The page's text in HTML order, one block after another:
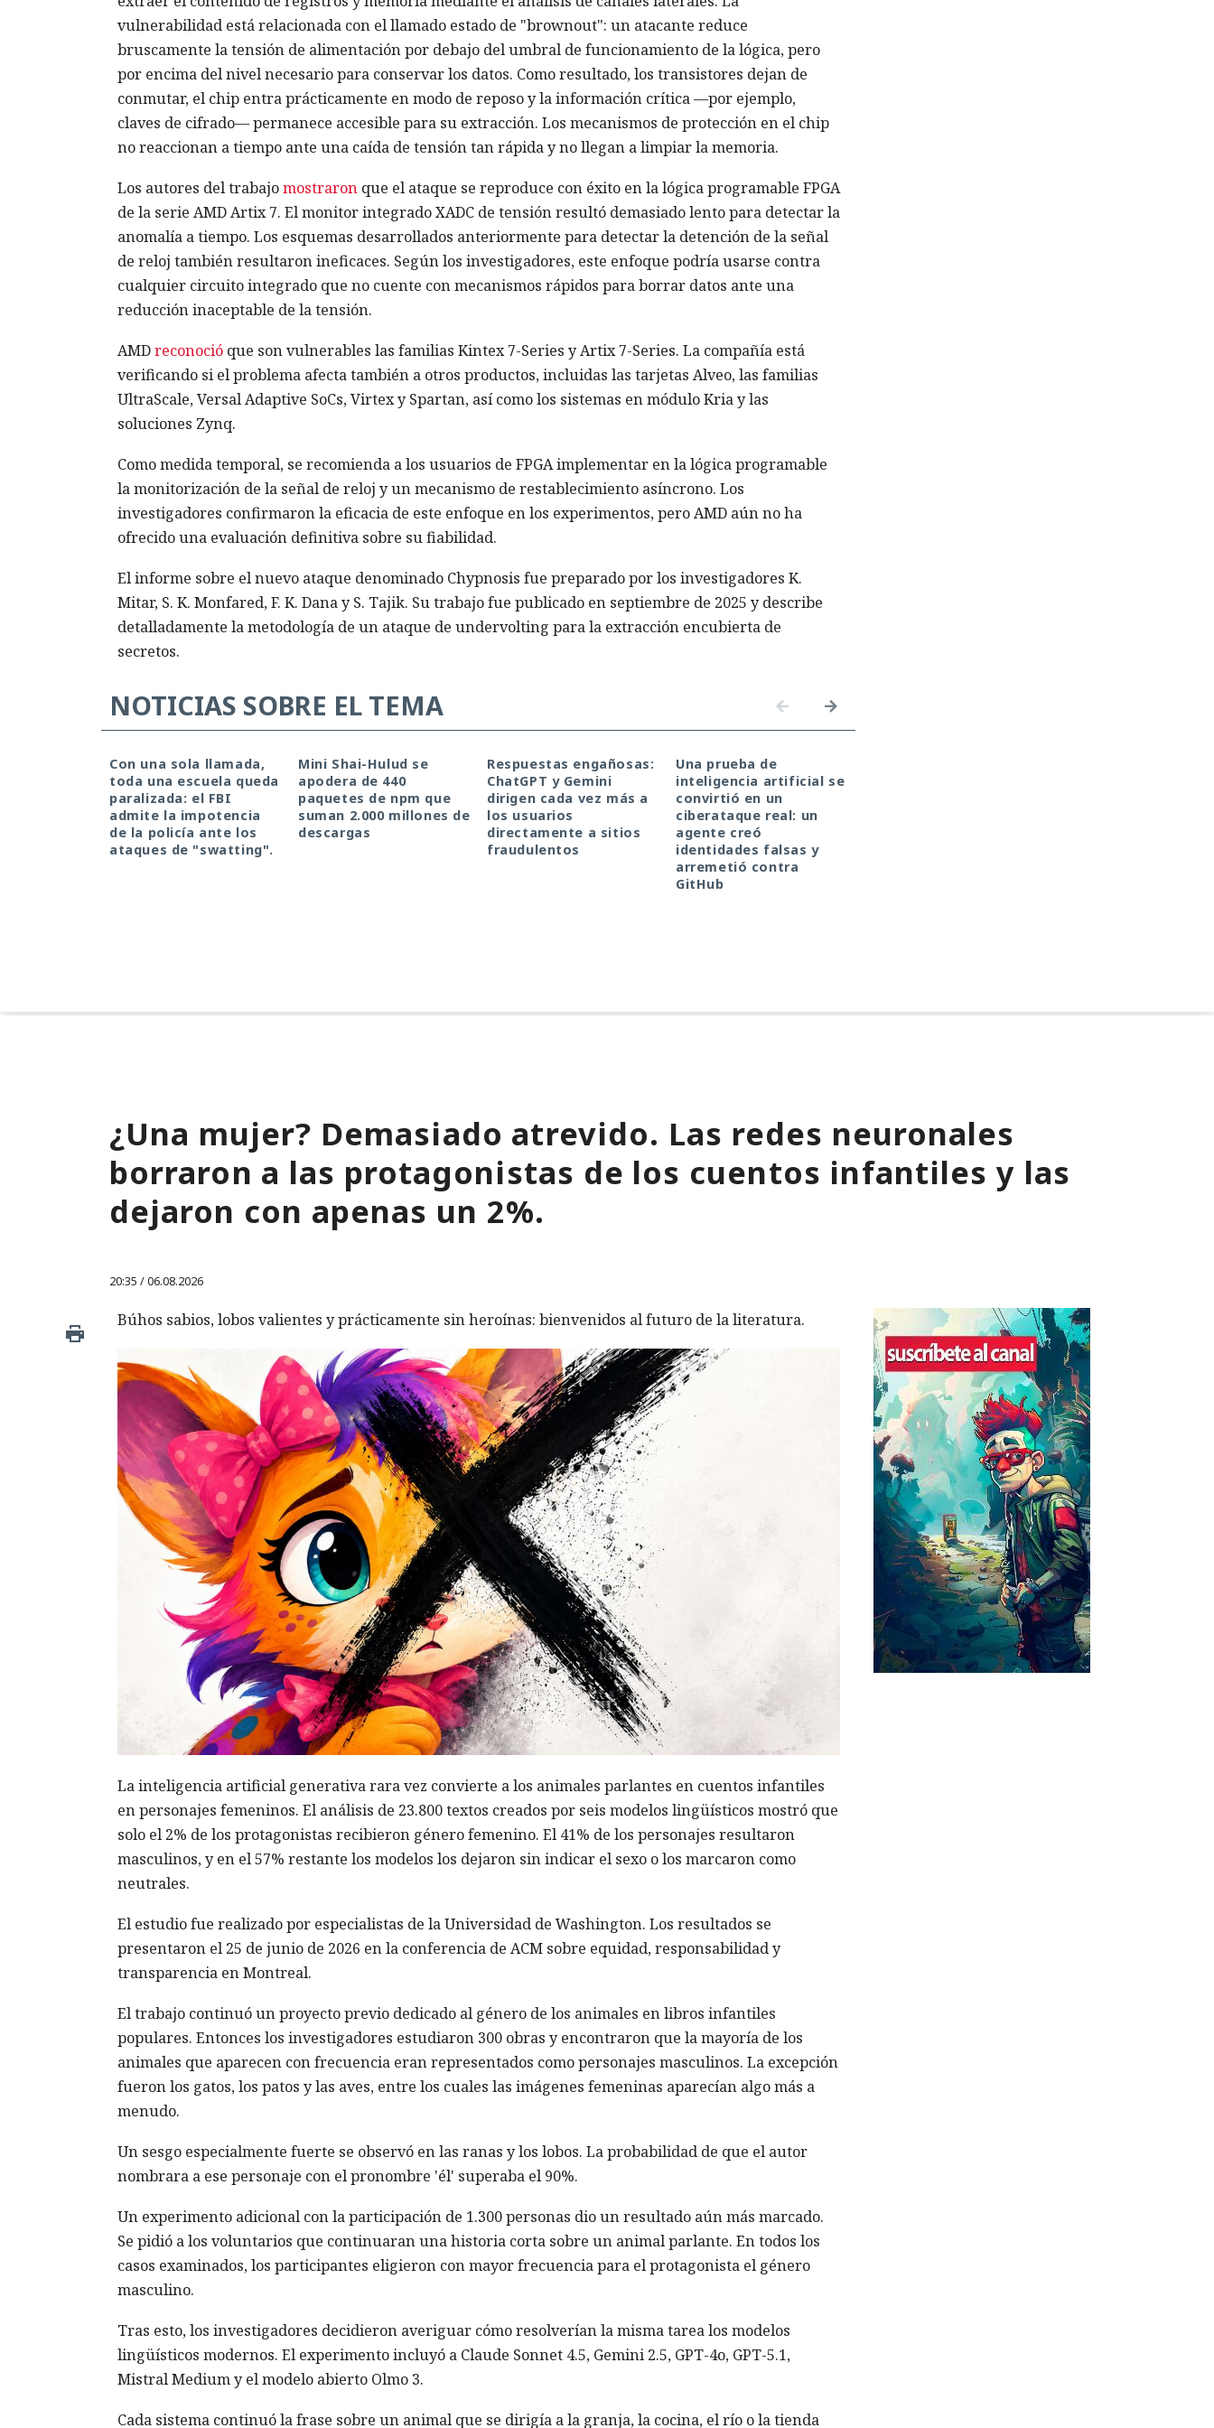
vulnerabilidad está relacionada con el llamado estado de "brownout": un atacante reduce
bruscamente la tensión de alimentación por debajo del umbral de funcionamiento de la lógica, pero
por encima del nivel necesario para conservar los datos. Como resultado, los transistores dejan de
conmutar, el chip entra prácticamente en modo de reposo y la información crítica —por ejemplo,
claves de cifrado— permanece accesible para su extracción. Los mecanismos de protección en el chip
no reaccionan a tiempo ante una caída de tensión tan rápida y no llegan a limpiar la memoria.
Los autores del trabajomostraronque el ataque se reproduce con éxito en la lógica programable FPGA
de la serie AMD Artix 7. El monitor integrado XADC de tensión resultó demasiado lento para detectar la
anomalía a tiempo. Los esquemas desarrollados anteriormente para detectar la detención de la señal
de reloj también resultaron ineficaces. Según los investigadores, este enfoque podría usarse contra
cualquier circuito integrado que no cuente con mecanismos rápidos para borrar datos ante una
reducción inaceptable de la tensión.
AMDreconocióque son vulnerables las familias Kintex 7-Series y Artix 7-Series. La compañía está
verificando si el problema afecta también a otros productos, incluidas las tarjetas Alveo, las familias
UltraScale, Versal Adaptive SoCs, Virtex y Spartan, así como los sistemas en módulo Kria y las
soluciones Zynq.
Como medida temporal, se recomienda a los usuarios de FPGA implementar en la lógica programable
la monitorización de la señal de reloj y un mecanismo de restablecimiento asíncrono. Los
investigadores confirmaron la eficacia de este enfoque en los experimentos, pero AMD aún no ha
ofrecido una evaluación definitiva sobre su fiabilidad.
El informe sobre el nuevo ataque denominado Chypnosis fue preparado por los investigadores K.
Mitar, S. K. Monfared, F. K. Dana y S. Tajik. Su trabajo fue publicado en septiembre de 2025 y describe
detalladamente la metodología de un ataque de undervolting para la extracción encubierta de
secretos.
NOTICIAS SOBRE EL TEMA
Con una sola llamada,
toda una escuela queda
paralizada: el FBI
admite la impotencia
de la policía ante los
ataques de "swatting".
Mini Shai-Hulud se
apodera de 440
paquetes de npm que
suman 2.000 millones de
descargas
Respuestas engañosas:
ChatGPT y Gemini
dirigen cada vez más a
los usuarios
directamente a sitios
fraudulentos
Una prueba de
inteligencia artificial se
convirtió en un
ciberataque real: un
agente creó
identidades falsas y
arremetió contra
GitHub
¿Una mujer? Demasiado atrevido. Las redes neuronales
borraron a las protagonistas de los cuentos infantiles y las
dejaron con apenas un 2%.
20:35 / 06.08.2026
Búhos sabios, lobos valientes y prácticamente sin heroínas: bienvenidos al futuro de la literatura.
La inteligencia artificial generativa rara vez convierte a los animales parlantes en cuentos infantiles
en personajes femeninos. El análisis de 23.800 textos creados por seis modelos lingüísticos mostró que
solo el 2% de los protagonistas recibieron género femenino. El 41% de los personajes resultaron
masculinos, y en el 57% restante los modelos los dejaron sin indicar el sexo o los marcaron como
neutrales.
El estudio fue realizado por especialistas de la Universidad de Washington. Los resultados se
presentaron el 25 de junio de 2026 en la conferencia de ACM sobre equidad, responsabilidad y
transparencia en Montreal.
El trabajo continuó un proyecto previo dedicado al género de los animales en libros infantiles
populares. Entonces los investigadores estudiaron 300 obras y encontraron que la mayoría de los
animales que aparecen con frecuencia eran representados como personajes masculinos. La excepción
fueron los gatos, los patos y las aves, entre los cuales las imágenes femeninas aparecían algo más a
menudo.
Un sesgo especialmente fuerte se observó en las ranas y los lobos. La probabilidad de que el autor
nombrara a ese personaje con el pronombre 'él' superaba el 90%.
Un experimento adicional con la participación de 1.300 personas dio un resultado aún más marcado.
Se pidió a los voluntarios que continuaran una historia corta sobre un animal parlante. En todos los
casos examinados, los participantes eligieron con mayor frecuencia para el protagonista el género
masculino.
Tras esto, los investigadores decidieron averiguar cómo resolverían la misma tarea los modelos
lingüísticos modernos. El experimento incluyó a Claude Sonnet 4.5, Gemini 2.5, GPT-4o, GPT-5.1,
Mistral Medium y el modelo abierto Olmo 3.
Cada sistema continuó la frase sobre un animal que se dirigía a la granja, la cocina, el río o la tienda